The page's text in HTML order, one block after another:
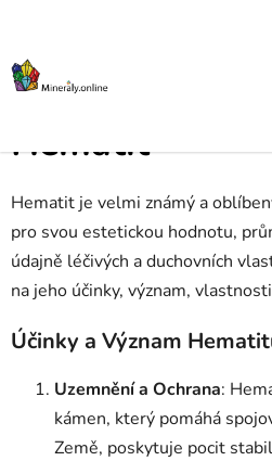
obsah
Domů
/ Atlas kamenů od A do Z
Hematit
Hematit je velmi známý a
pro svou estetickou hodnotu,
údajně léčivých a duchovních
na jeho účinky, význam,
Účinky a Význam
Uzemnění a Ochrana:
kámen, který pomáhá
Země, poskytuje pocit